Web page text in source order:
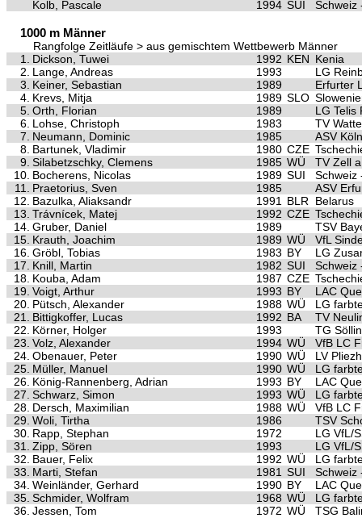
Kolb, Pascale
1994 SUI Schweiz
1000 m Männer
Rangfolge Zeitläufe > aus gemischtem Wettbewerb Männer
1.
Dickson, Tuwei 1992 KEN Kenia
2. Lange, Andreas 1993
LG
3. Keiner, Sebastian 1989
Erfurter
4. Krevs, Mitja 1989 SLO
5. Orth, Florian 1989
LG Telis
6. Lohse, Christoph 1983
TV
7. Neumann, Dominic 1985
ASV Köln
8. Bartunek, Vladimir 1980 CZE
9. Silabetzschky, Clemens 1985 WÜ
TV Zell
10. Bocherens, Nicolas 1989 SUI
Schweiz
11.
Praetorius, Sven 1985
ASV
12. Bazulka, Aliaksandr 1991 BLR
Belarus
13. Trávnícek, Matej 1992 CZE
14. Gruber, Daniel 1989
TSV
15. Krauth, Joachim 1989 WÜ
VfL
16. Gröbl, Tobias 1983 BY
LG
17. Knill, Martin 1982 SUI
Schweiz
18. Kouba, Adam 1987 CZE
19. Voigt, Arthur 1993 BY
LAC
20. Pütsch, Alexander 1988 WÜ
LG
21.
Bittigkoffer, Lucas 1992 BA
TV
22. Körner, Holger 1993
TG
23. Volz, Alexander 1994 WÜ
VfB LC
24. Obenauer, Peter 1990 WÜ
LV
25. Müller, Manuel 1990 WÜ
LG
26. König-Rannenberg, Adrian 1993 BY
LAC
27. Schwarz, Simon 1993 WÜ
LG
28. Dersch, Maximilian 1988 WÜ
VfB LC
29. Woli, Tirtha 1986
TSV
30. Rapp, Stephan 1972
LG VfL/
31.
Zipp, Sören 1993
LG VfL/
32. Bauer, Felix 1992 WÜ
LG
33. Marti, Stefan 1981 SUI
Schweiz
34. Weinländer, Gerhard 1990 BY
LAC
35. Schmider, Wolfram 1968 WÜ
LG
36. Jessen, Tom 1972 WÜ TSG